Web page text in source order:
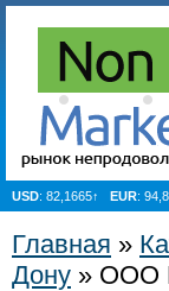
USD: 82,1665↑ EUR:
Главная »
Дону » ООО